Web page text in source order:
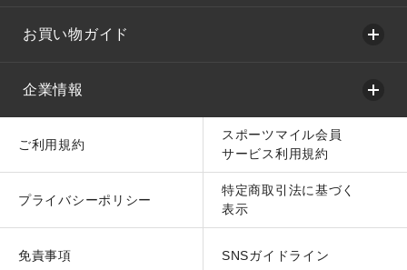
お買い物ガイド
企業情報
ご利用規約
スポーツマイル会員
サービス利用規約
プライバシーポリシー
特定商取引法に基づく
表示
免責事項 SNSガイドライン